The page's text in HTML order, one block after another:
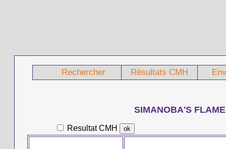
Rechercher Résultats CMH
SIMANOBA'S
Resultat CMH